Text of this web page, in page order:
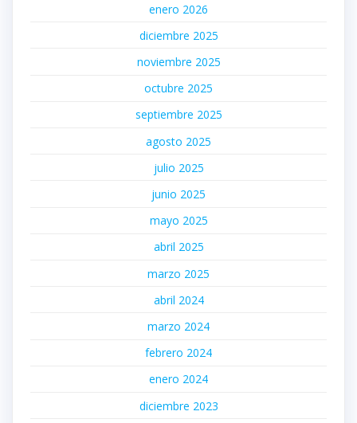
enero 2026
diciembre 2025
noviembre 2025
octubre 2025
septiembre 2025
agosto 2025
julio 2025
junio 2025
mayo 2025
abril 2025
marzo 2025
abril 2024
marzo 2024
febrero 2024
enero 2024
diciembre 2023